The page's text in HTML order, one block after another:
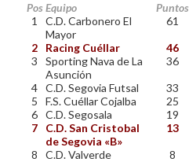
Pos Equipo Puntos
1
C.D. Carbonero El
Mayor
61
2
Racing Cuéllar 46
3
Sporting Nava de La
Asunción
36
4 C.D. Segovia Futsal 33
5
F.S. Cuéllar Cojalba 25
6 C.D. Segosala 19
7
C.D. San Cristobal
de Segovia «B»
13
8
C.D. Valverde 8